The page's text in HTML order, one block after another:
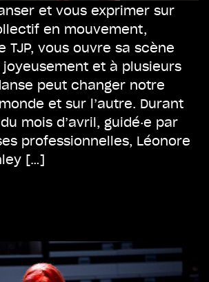
et vous exprimer sur
en mouvement,
TJP, vous ouvre sa scène
et à plusieurs
peut changer notre
et sur l’autre. Durant
mois d’avril, guidé·e par
professionnelles, Léonore
[…]